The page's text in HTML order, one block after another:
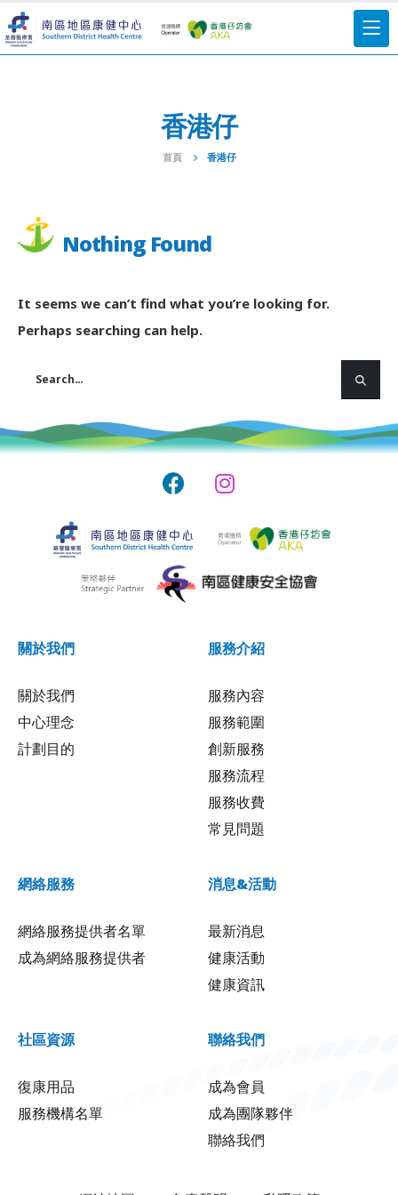
香港仔
首頁 香港仔
Nothing Found
It seems we can’t find what you’re looking for.
Perhaps searching can help.
關於我們
關於我們
中心理念
計劃目的
服務介紹
服務內容
服務範圍
創新服務
服務流程
服務收費
常見問題
網絡服務
網絡服務提供者名單
成為網絡服務提供者
消息&活動
最新消息
健康活動
健康資訊
社區資源
復康用品
服務機構名單
聯絡我們
成為會員
成為團隊夥伴
聯絡我們